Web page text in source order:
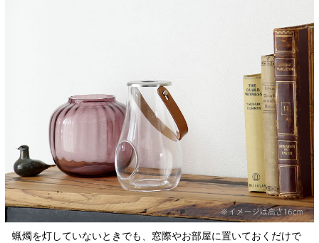
蝋燭を灯していないときでも、窓際やお部屋に置いておくだけで